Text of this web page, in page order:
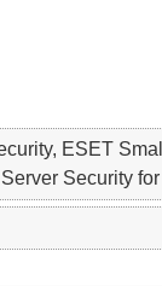
ESET
Security